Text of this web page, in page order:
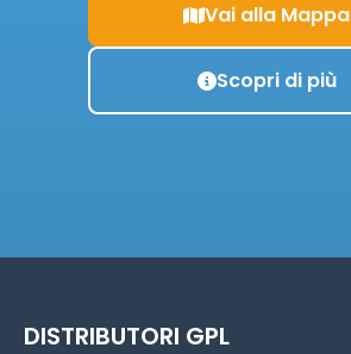
Vai alla Mappa
Scopri di più
DISTRIBUTORI GPL